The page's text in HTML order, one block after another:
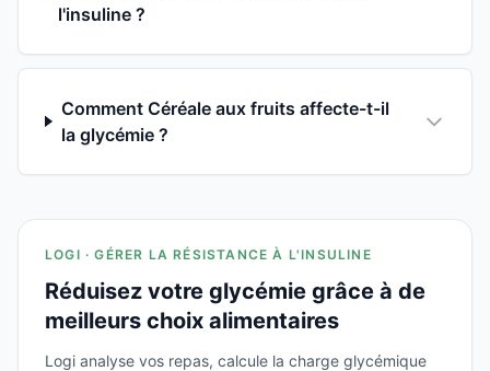
l'insuline ?
Comment Céréale aux fruits affecte-t-il
la glycémie ?
LOGI · GÉRER LA RÉSISTANCE À L'INSULINE
Réduisez votre glycémie grâce à de
meilleurs choix alimentaires
Logi analyse vos repas, calcule la charge glycémique